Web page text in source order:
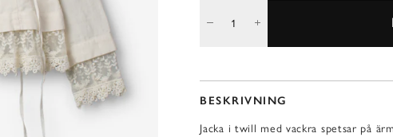
BESKRIVNING
Jacka i twill med vackra spetsar på